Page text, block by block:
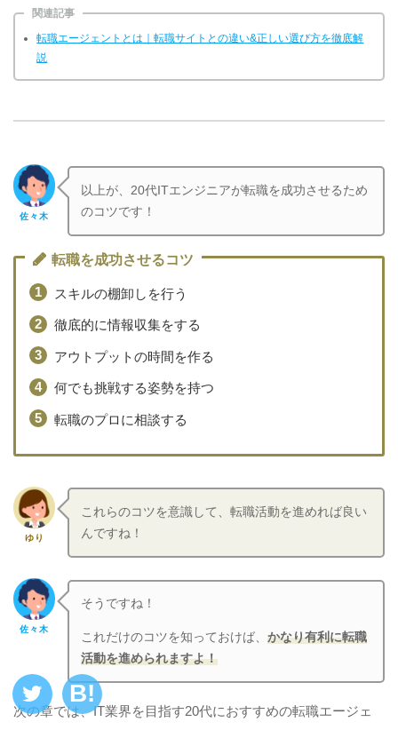
関連記事
転職エージェントとは｜転職サイトとの違い&正しい選び方を徹底解
説
佐々木
以上が、20代ITエンジニアが転職を成功させるため
のコツです！
転職を成功させるコツ
スキルの棚卸しを行う
徹底的に情報収集をする
アウトプットの時間を作る
何でも挑戦する姿勢を持つ
転職のプロに相談する
ゆり
これらのコツを意識して、転職活動を進めれば良い
んですね！
佐々木
そうですね！
これだけのコツを知っておけば、かなり有利に転職
活動を進められますよ！
次の章では、IT業界を目指す20代におすすめの転職エージェ